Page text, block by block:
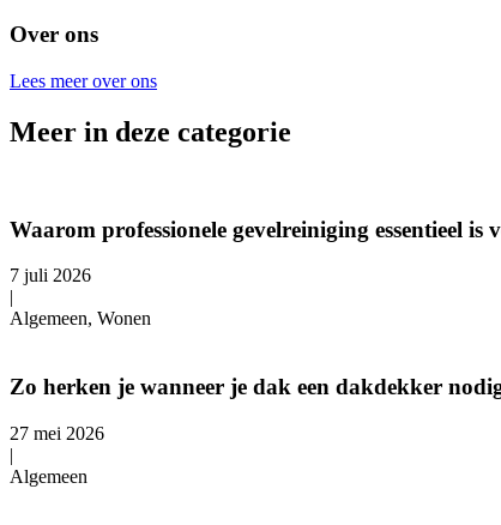
Over ons
Lees meer over ons
Meer in deze categorie
Waarom professionele gevelreiniging essentieel
7 juli 2026
|
Algemeen, Wonen
Zo herken je wanneer je dak een dakdekker
27 mei 2026
|
Algemeen